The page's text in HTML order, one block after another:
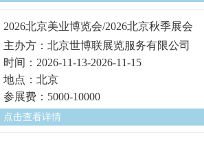
2026北京美业博览会/2026北京秋季展会
主办方：北京世博联展览服务有限公司
时间：2026-11-13-2026-11-15
地点：北京
参展费：5000-10000
点击查看详情